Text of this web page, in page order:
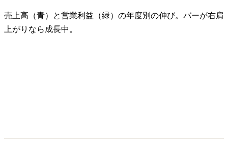
売上高（青）と営業利益（緑）の年度別の伸び。バーが右肩
上がりなら成長中。